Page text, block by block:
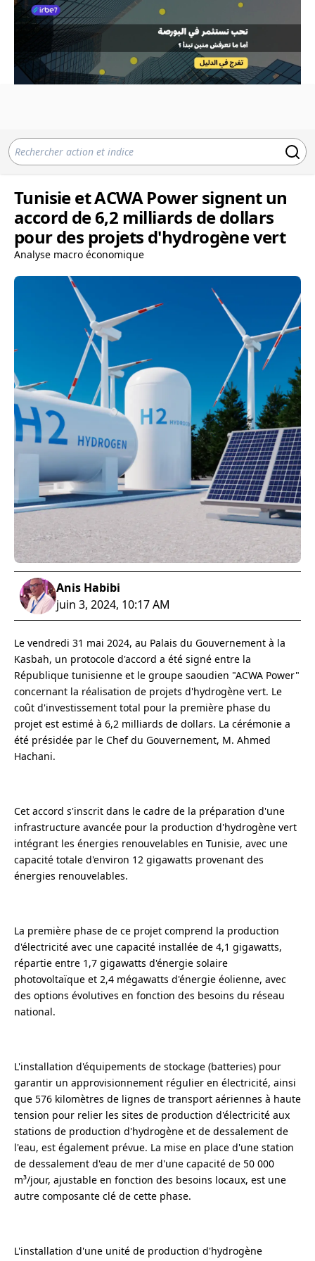
Tunisie et ACWA Power signent un
accord de 6,2 milliards de dollars
pour des projets d'hydrogène vert
Analyse macro économique
Anis Habibi
juin 3, 2024, 10:17 AM
Le vendredi 31 mai 2024, au Palais du Gouvernement à la
Kasbah, un protocole d'accord a été signé entre la
République tunisienne et le groupe saoudien "ACWA Power"
concernant la réalisation de projets d'hydrogène vert. Le
coût d'investissement total pour la première phase du
projet est estimé à 6,2 milliards de dollars. La cérémonie a
été présidée par le Chef du Gouvernement, M. Ahmed
Hachani.
Cet accord s'inscrit dans le cadre de la préparation d'une
infrastructure avancée pour la production d'hydrogène vert
intégrant les énergies renouvelables en Tunisie, avec une
capacité totale d'environ 12 gigawatts provenant des
énergies renouvelables.
La première phase de ce projet comprend la production
d'électricité avec une capacité installée de 4,1 gigawatts,
répartie entre 1,7 gigawatts d'énergie solaire
photovoltaïque et 2,4 mégawatts d'énergie éolienne, avec
des options évolutives en fonction des besoins du réseau
national.
L'installation d'équipements de stockage (batteries) pour
garantir un approvisionnement régulier en électricité, ainsi
que 576 kilomètres de lignes de transport aériennes à haute
tension pour relier les sites de production d'électricité aux
stations de production d'hydrogène et de dessalement de
l'eau, est également prévue. La mise en place d'une station
de dessalement d'eau de mer d'une capacité de 50 000
m³/jour, ajustable en fonction des besoins locaux, est une
autre composante clé de cette phase.
L'installation d'une unité de production d'hydrogène